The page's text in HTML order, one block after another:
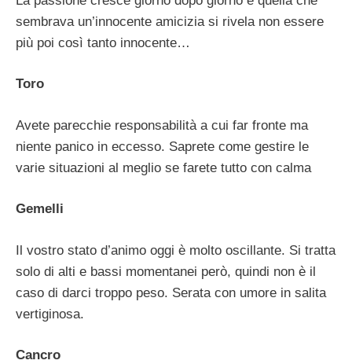
sembrava un’innocente amicizia si rivela non essere
più poi così tanto innocente…
Toro
Avete parecchie responsabilità a cui far fronte ma
niente panico in eccesso. Saprete come gestire le
varie situazioni al meglio se farete tutto con calma
Gemelli
Il vostro stato d’animo oggi è molto oscillante. Si tratta
solo di alti e bassi momentanei però, quindi non è il
caso di darci troppo peso. Serata con umore in salita
vertiginosa.
Cancro